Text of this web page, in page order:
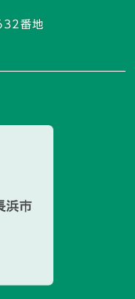
番地